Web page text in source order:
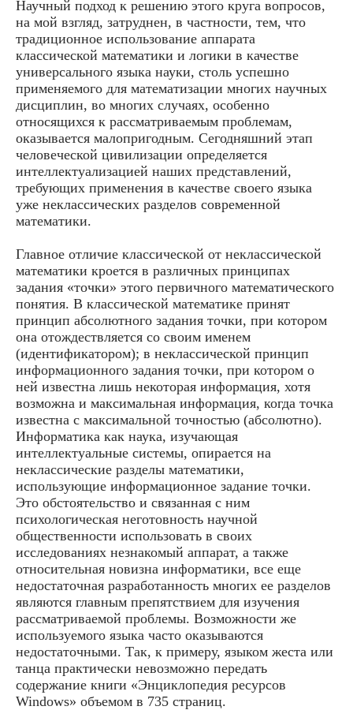
Научный подход к решению этого круга вопросов,
на мой взгляд, затруднен, в частности, тем, что
традиционное использование аппарата
классической математики и логики в качестве
универсального языка науки, столь успешно
применяемого для математизации многих научных
дисциплин, во многих случаях, особенно
относящихся к рассматриваемым проблемам,
оказывается малопригодным. Сегодняшний этап
человеческой цивилизации определяется
интеллектуализацией наших представлений,
требующих применения в качестве своего языка
уже неклассических разделов современной
математики.
Главное отличие классической от неклассической
математики кроется в различных принципах
задания «точки» этого первичного математического
понятия. В классической математике принят
принцип абсолютного задания точки, при котором
она отождествляется со своим именем
(идентификатором); в неклассической принцип
информационного задания точки, при котором о
ней известна лишь некоторая информация, хотя
возможна и максимальная информация, когда точка
известна с максимальной точ­ностью (абсолютно).
Информатика как наука, изучающая
интеллектуальные системы, опирается на
неклассические разделы математики,
использующие информационное задание точки.
Это обстоятельство и связанная с ним
психологическая неготовность научной
общественности использовать в своих
исследованиях незнакомый аппарат, а также
относительная новизна информатики, все еще
недостаточная разработанность многих ее разделов
являются главным препятствием для изучения
рассматриваемой проблемы. Возможности же
используемого языка часто оказываются
недостаточными. Так, к примеру, языком жеста или
танца практически невозможно передать
содержание книги «Энциклопедия ресурсов
Windows» объемом в 735 страниц.